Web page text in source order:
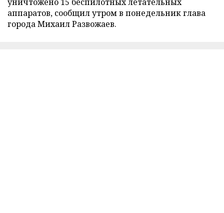
аппаратов, сообщил утром в понедельник глава
города Михаил Развожаев.